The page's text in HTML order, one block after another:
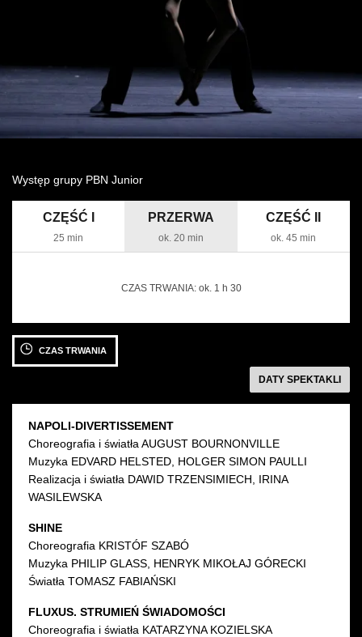
Fundusze unijne
Dotacje celowe
Występ grupy PBN Junior
CZĘŚĆ I
25 min
PRZERWA
ok. 20 min
CZĘŚĆ II
ok. 45 min
CZAS TRWANIA:ok. 1 h 30
Sala Młynarskiego
następnyDATY SPEKTAKLI
CZAS TRWANIA
NAPOLI-DIVERTISSEMENT
Choreografia i światła AUGUST BOURNONVILLE
Muzyka EDVARD HELSTED, HOLGER SIMON PAULLI
Realizacja i światła DAWID TRZENSIMIECH, IRINA
WASILEWSKA
SHINE
Choreografia KRISTÓF SZABÓ
Muzyka PHILIP GLASS, HENRYK MIKOŁAJ GÓRECKI
Światła TOMASZ FABIAŃSKI
FLUXUS. STRUMIEŃ ŚWIADOMOŚCI
Choreografia i światła KATARZYNA KOZIELSKA